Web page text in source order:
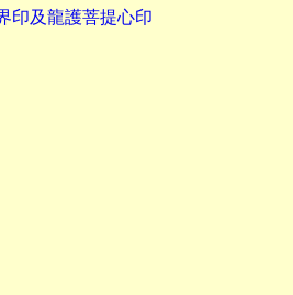
印及龍護菩提心印